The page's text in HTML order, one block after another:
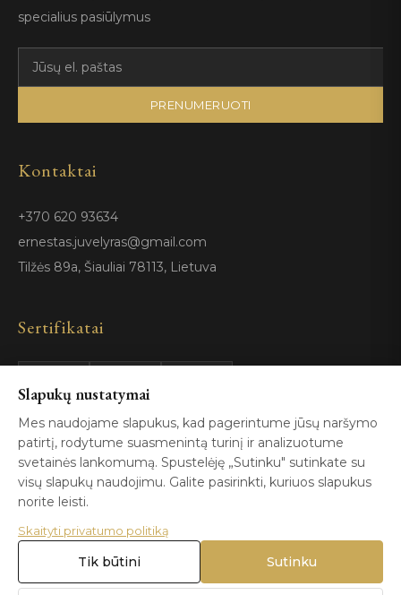
specialius pasiūlymus
PRENUMERUOTI
Kontaktai
+370 620 93634
ernestas.juvelyras@gmail.com
Tilžės 89a, Šiauliai 78113, Lietuva
Sertifikatai
GIA
Certified
ISO 9001
© 2026 Blizga.lt. Visos teisės saugomos. |
Slapukų nustatymai
Mes naudojame slapukus, kad pagerintume jūsų naršymo
patirtį, rodytume suasmenintą turinį ir analizuotume
svetainės lankomumą. Spustelėję „Sutinku" sutinkate su
visų slapukų naudojimu. Galite pasirinkti, kuriuos slapukus
norite leisti.
Skaityti privatumo politiką
Tik būtini Sutinku